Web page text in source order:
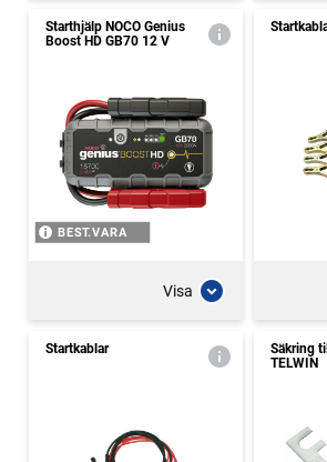
Starthjälp NOCO Genius
Boost HD GB70 12 V
BEST.VARA
Visa
Startkablar
Säkring
TELWIN